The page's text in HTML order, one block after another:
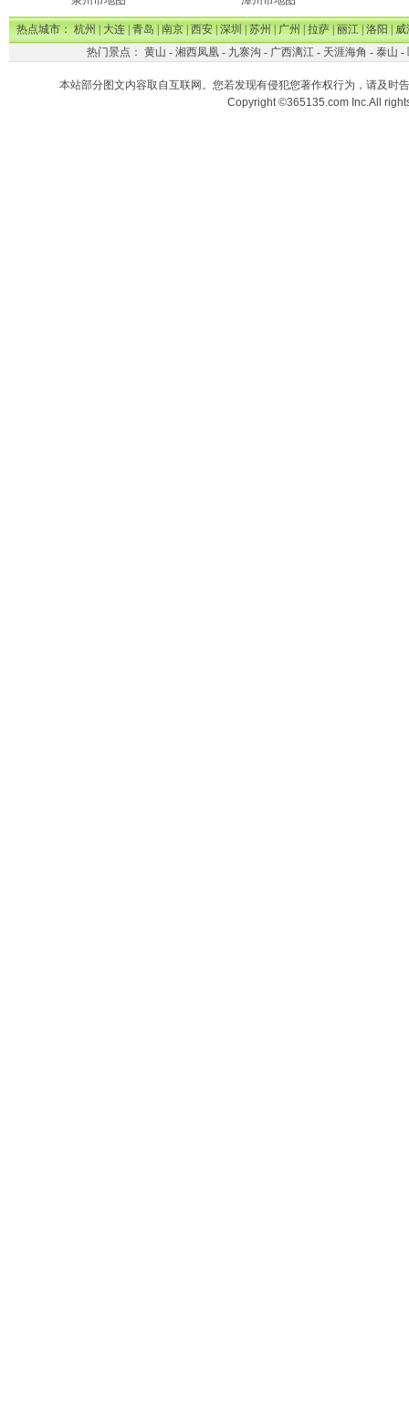
热点城市：杭州|大连|青岛|南京|西安|深圳|苏州|广州|拉萨|丽江|洛阳|威
热门景点： 黄山 - 湘西凤凰- 九寨沟 - 广西漓江- 天涯海角 - 泰山 -
本站部分图文内容取自互联网。您若发现有侵犯您著作权行为，请及时
Copyright ©365135.com Inc.All